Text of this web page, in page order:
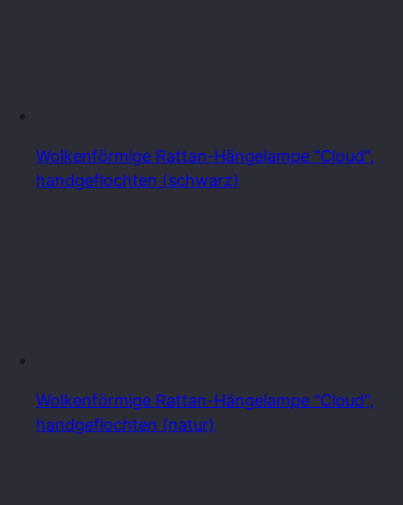
Wolkenförmige Rattan-Hängelampe "Cloud",
handgeflochten (schwarz)
Wolkenförmige Rattan-Hängelampe "Cloud",
handgeflochten (natur)